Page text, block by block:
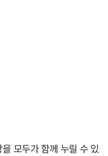
모두가 함께 누릴 수 있